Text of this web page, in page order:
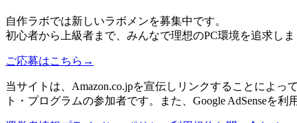
自作ラボでは新しいラボメンを募集中です。
初心者から上級者まで、みんなで理想のPC環境を追求しま
ご応募はこちら →
当サイトは、Amazon.co.jpを宣伝しリンクすることによ
ト・プログラムの参加者です。また、Google AdSenseを